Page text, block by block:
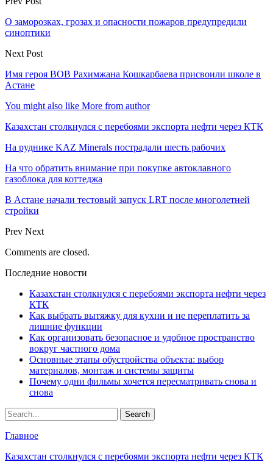
О заморозках, грозах и опасности пожаров предупредили
синоптики
Next Post
Имя героя ВОВ Рахимжана Кошкарбаева присвоили школе в
Астане
You might also like More from author
Казахстан столкнулся с перебоями экспорта нефти через КТК
На руднике KAZ Minerals пострадали шесть рабочих
На что обратить внимание при покупке автоклавного
газоблока для коттеджа
В Астане начали тестовый запуск LRT после многолетней
стройки
Prev Next
Comments are closed.
Последние новости
Казахстан столкнулся с перебоями экспорта нефти через
КТК
Как выбрать вытяжку для кухни и не переплатить за
лишние функции
Как организовать безопасное и удобное пространство
вокруг частного дома
Основные этапы обустройства объекта: выбор
материалов, монтаж и системы защиты
Почему одни фильмы хочется пересматривать снова и
снова
Главное
Казахстан столкнулся с перебоями экспорта нефти через КТК